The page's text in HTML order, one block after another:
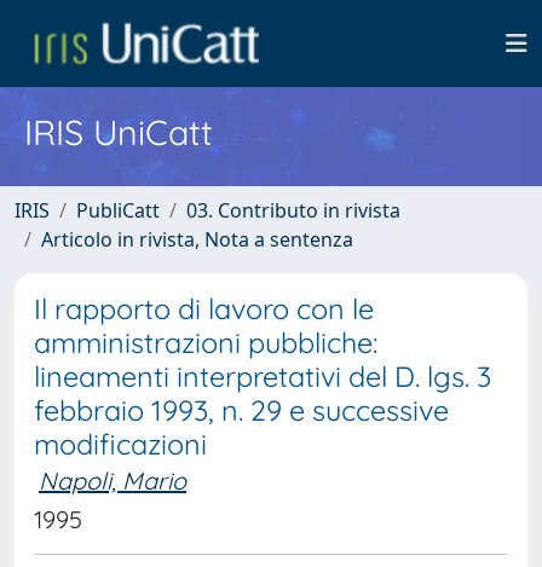
IRIS UniCatt
IRIS PubliCatt
03. Contributo in rivista
Articolo in rivista, Nota a sentenza
Il rapporto di lavoro con le
amministrazioni pubbliche:
lineamenti interpretativi del D. lgs. 3
febbraio 1993, n. 29 e successive
modificazioni
Napoli, Mario
1995